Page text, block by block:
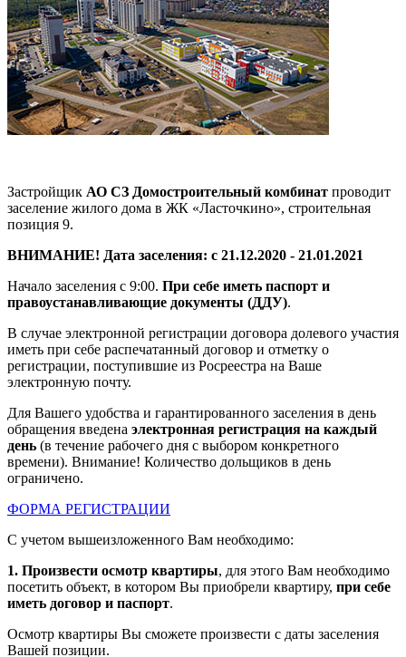
Застройщик​​​ АО СЗ Домостроительный комбинат проводит
заселение жилого дома в ЖК «Ласточкино», строительная
позиция 9.
ВНИМАНИЕ! Дата​ заселения:​ с 21.12.2020 - 21.01.2021
Начало заселения с 9:00.​​ При себе иметь паспорт и
правоустанавливающие документы (ДДУ).
В случае электронной регистрации договора долевого участия
иметь при себе распечатанный​ договор и отметку о
регистрации, поступившие из Росреестра на Ваше
электронную почту.
Для Вашего удобства и гарантированного заселения в день
обращения введена​​​ электронная регистрация на каждый
день ​ (в течение рабочего дня с выбором конкретного
времени). Внимание! Количество дольщиков в день
ограничено.
ФОРМА РЕГИСТРАЦИИ
С учетом вышеизложенного Вам необходимо:
1. Произвести осмотр квартиры, для этого Вам необходимо
посетить объект, в котором Вы приобрели квартиру, при​ себе
иметь договор и паспорт.
Осмотр квартиры Вы сможете произвести с даты заселения
Вашей позиции.